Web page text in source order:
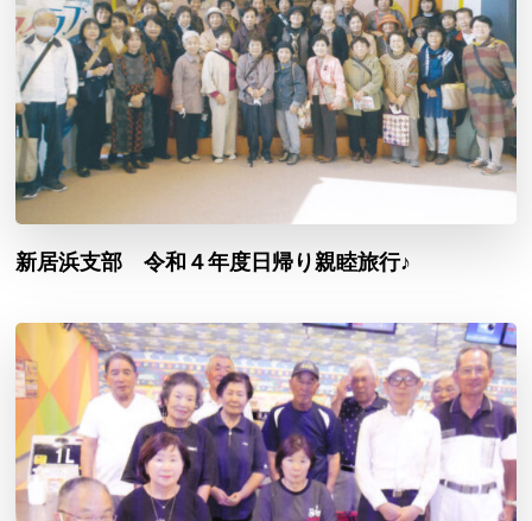
新居浜支部 令和４年度日帰り親睦旅行♪